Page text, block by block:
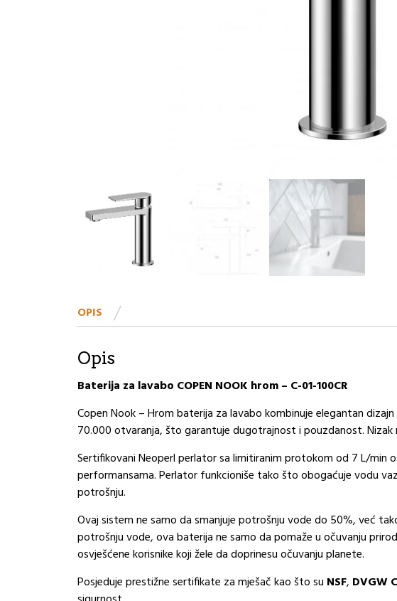
OPIS
Opis
Baterija za lavabo COPEN NOOK hrom – C-01-100CR
Copen Nook – Hrom baterija za lavabo kombinuje elegantan
70.000 otvaranja, što garantuje dugotrajnost i pouzdanost.
Sertifikovani Neoperl perlator sa limitiranim protokom od 7 L/min
performansama. Perlator funkcioniše tako što obogaćuje vodu
potrošnju.
Ovaj sistem ne samo da smanjuje potrošnju vode do 50%, već
potrošnju vode, ova baterija ne samo da pomaže u očuvanju
osvješćene korisnike koji žele da doprinesu očuvanju planete.
Posjeduje prestižne sertifikate za mješač kao što su NSF, DVGW